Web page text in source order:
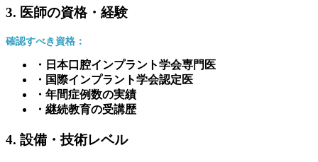
3. 医師の資格・経験
確認すべき資格：
・日本口腔インプラント学会専門医
・国際インプラント学会認定医
・年間症例数の実績
・継続教育の受講歴
4. 設備・技術レベル